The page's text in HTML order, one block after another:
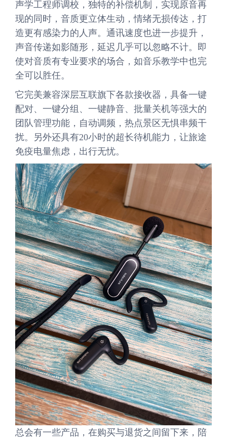
声学工程师调校，独特的补偿机制，实现原音再
现的同时，音质更立体生动，情绪无损传达，打
造更有感染力的人声。通讯速度也进一步提升，
声音传递如影随形，延迟几乎可以忽略不计。即
使对音质有专业要求的场合，如音乐教学中也完
全可以胜任。
它完美兼容深层互联旗下各款接收器，具备一键
配对、一键分组、一键静音、批量关机等强大的
团队管理功能，自动调频，热点景区无惧串频干
扰。另外还具有20小时的超长待机能力，让旅途
免疫电量焦虑，出行无忧。
总会有一些产品，在购买与退货之间留下来，陪